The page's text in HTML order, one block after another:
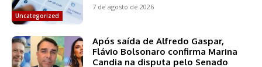
Uncategorized
7 de agosto de 2026
Após saída de Alfredo Gaspar,
Flávio Bolsonaro confirma Marina
Candia na disputa pelo Senado